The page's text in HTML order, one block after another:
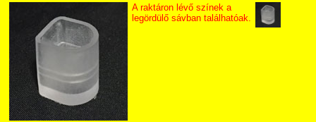
A raktáron lévő színek a
legördülő sávban találhatóak.